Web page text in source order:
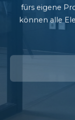
fürs eigene
können alle